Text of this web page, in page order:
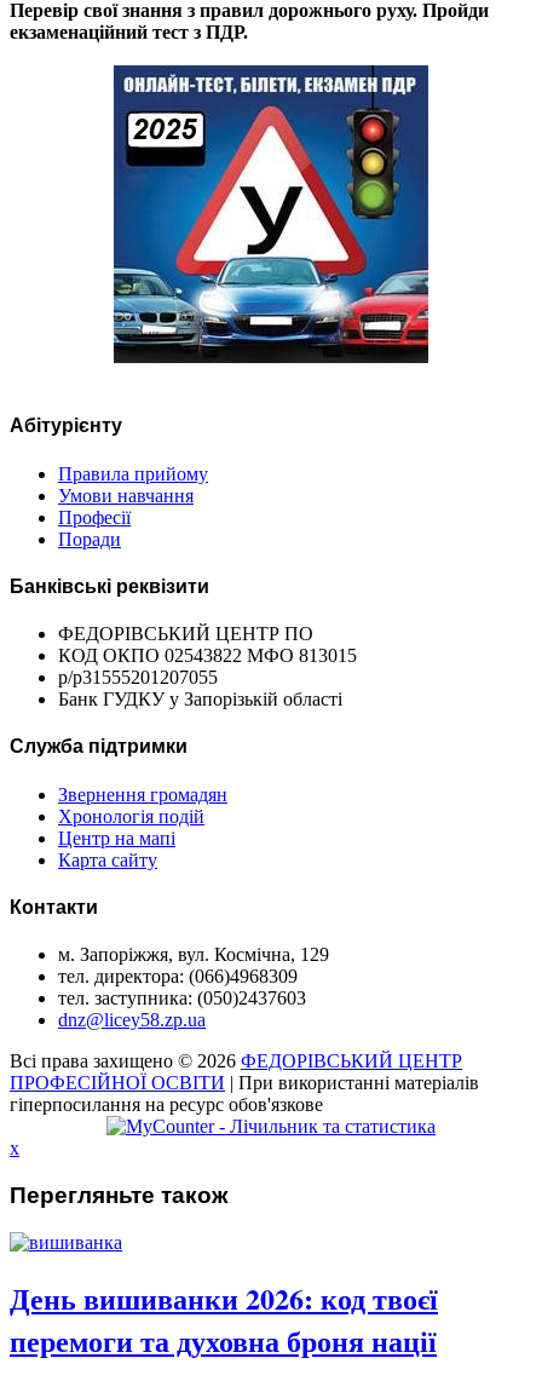
Перевір свої знання з правил дорожнього руху. Пройди
екзаменаційний тест з ПДР.
Абітурієнту
Правила прийому
Умови навчання
Професії
Поради
Банківські реквізити
ФЕДОРІВСЬКИЙ ЦЕНТР ПО
КОД ОКПО 02543822 МФО 813015
р/р31555201207055
Банк ГУДКУ у Запорізькій області
Служба підтримки
Звернення громадян
Хронологія подій
Центр на мапі
Карта сайту
Контакти
м. Запоріжжя, вул. Космічна, 129
тел. директора: (066)4968309
тел. заступника: (050)2437603
dnz@licey58.zp.ua
Всі права захищено © 2026 ФЕДОРІВСЬКИЙ ЦЕНТР
ПРОФЕСІЙНОЇ ОСВІТИ | При використанні матеріалів
гіперпосилання на ресурс обов'язкове
x
Перегляньте також
День вишиванки 2026: код твоєї
перемоги та духовна броня нації